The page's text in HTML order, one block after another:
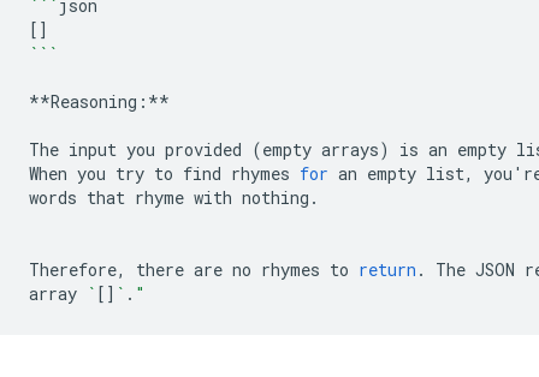
```
[]
```
**Reasoning:**
The input you provided (empty arrays) is an empty
When you try to find rhymes for an empty list, you '
words that rhyme with nothing.
Therefore, there are no rhymes to return . The JSON
array ` [] ` . "